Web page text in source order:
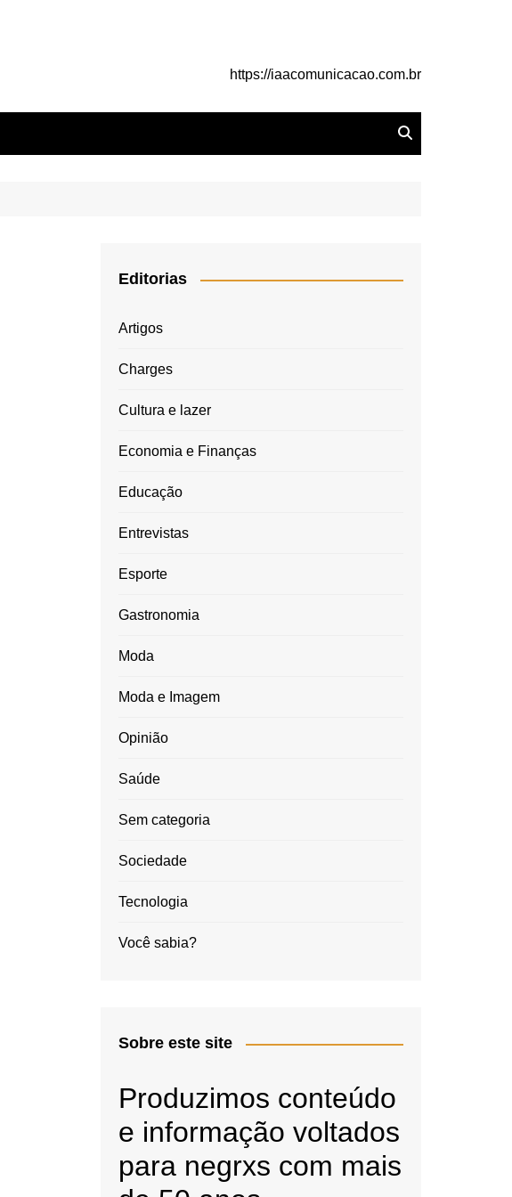
https://iaacomunicacao.com.br
Editorias
Artigos
Charges
Cultura e lazer
Economia e Finanças
Educação
Entrevistas
Esporte
Gastronomia
Moda
Moda e Imagem
Opinião
Saúde
Sem categoria
Sociedade
Tecnologia
Você sabia?
Sobre este site
Produzimos conteúdo
e informação voltados
para negrxs com mais